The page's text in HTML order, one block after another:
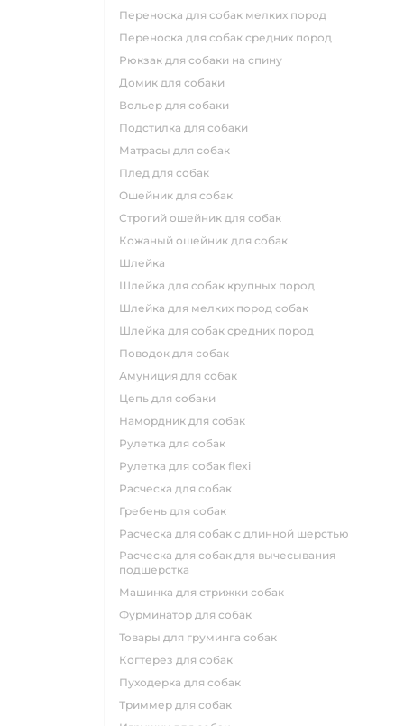
переноска для собак мелких пород
переноска для собак средних пород
рюкзак для собаки на спину
домик для собаки
вольер для собаки
подстилка для собаки
матрасы для собак
плед для собак
ошейник для собак
строгий ошейник для собак
кожаный ошейник для собак
шлейка
шлейка для собак крупных пород
шлейка для мелких пород собак
шлейка для собак средних пород
поводок для собак
амуниция для собак
цепь для собаки
намордник для собак
рулетка для собак
рулетка для собак flexi
расческа для собак
гребень для собак
расческа для собак с длинной шерстью
расческа для собак для вычесывания
подшерстка
машинка для стрижки собак
фурминатор для собак
товары для груминга собак
когтерез для собак
пуходерка для собак
триммер для собак